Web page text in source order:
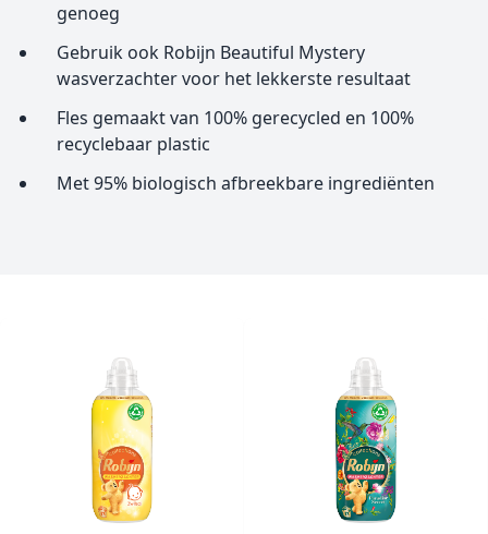
genoeg
Gebruik ook Robijn Beautiful Mystery
wasverzachter voor het lekkerste resultaat
Fles gemaakt van 100% gerecycled en 100%
recyclebaar plastic
Met 95% biologisch afbreekbare ingrediënten